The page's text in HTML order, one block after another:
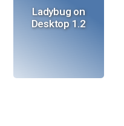
Ladybug on
Desktop 1.2